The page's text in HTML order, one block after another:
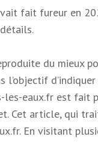
fait fureur en
du mieux
l’objectif
eaux.fr est fait
Cet article, qui
En visitant